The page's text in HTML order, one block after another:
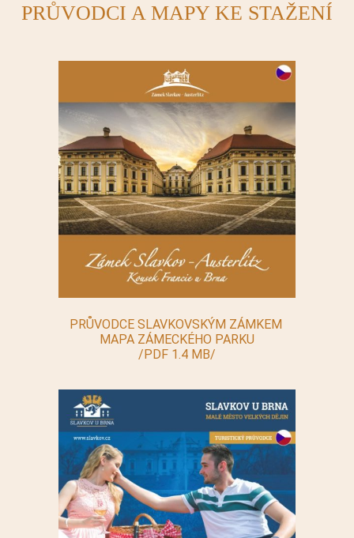
PRŮVODCI A MAPY KE STAŽENÍ
PRŮVODCE SLAVKOVSKÝM ZÁMKEM
MAPA ZÁMECKÉHO PARKU
/PDF 1.4 MB/